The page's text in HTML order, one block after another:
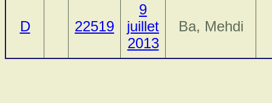
D 22519
9
juillet
2013
Ba, Mehdi